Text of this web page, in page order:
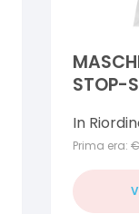
STOP-
In
Prima era: